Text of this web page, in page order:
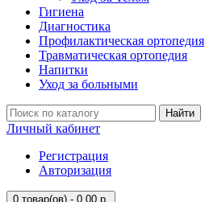
Гигиена
Диагностика
Профилактическая ортопедия
Травматическая ортопедия
Напитки
Уход за больными
Найти
Личный кабинет
Регистрация
Авторизация
0 товар(ов) - 0.00 р.